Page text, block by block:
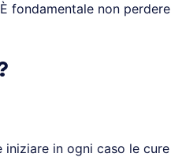
fondamentale non perdere
iniziare in ogni caso le cure